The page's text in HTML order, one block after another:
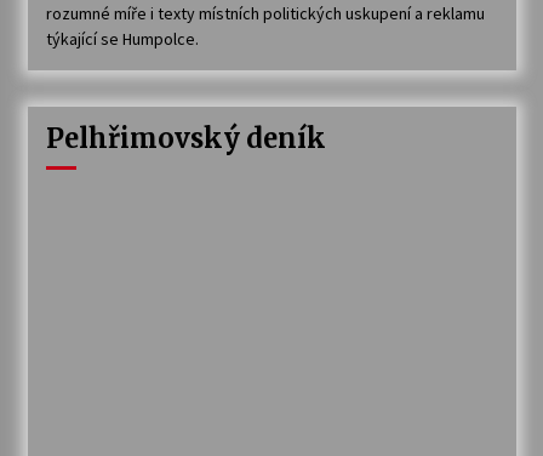
rozumné míře i texty místních politických uskupení a reklamu
týkající se Humpolce.
Pelhřimovský deník